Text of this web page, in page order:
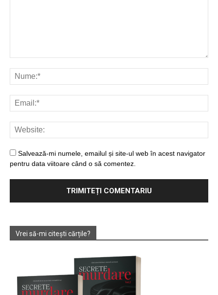
Salvează-mi numele, emailul și site-ul web în acest navigator
pentru data viitoare când o să comentez.
Vrei să-mi citești cărțile?